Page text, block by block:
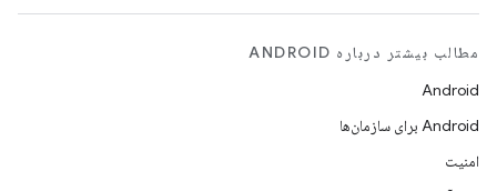
مطالب بیشتر درباره ANDROID
Android
Android برای سازمان‌ها
امنیت